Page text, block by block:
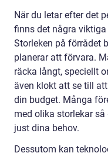
När du letar efter det
finns det några
Storleken på förrådet
planerar att förvara.
räcka långt, speciellt
även klokt att se till
din budget. Många
med olika storlekar
just dina behov.
Dessutom kan